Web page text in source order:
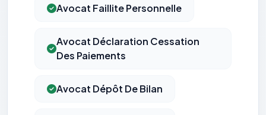
Avocat Faillite Personnelle
Avocat Déclaration Cessation
Des Paiements
Avocat Dépôt De Bilan